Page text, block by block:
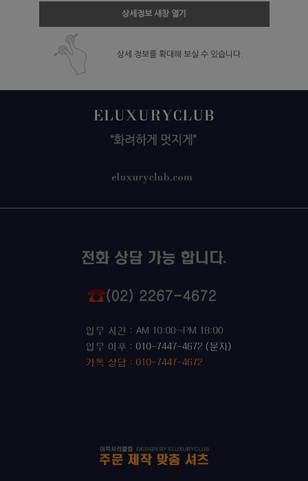
상세정보 새창 열기
상세 정보를 확대해 보실 수 있습니다.